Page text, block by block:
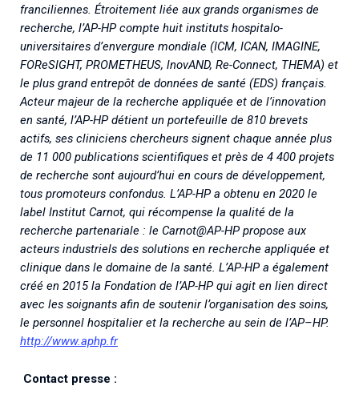
franciliennes. Étroitement liée aux grands organismes de
recherche, l’AP-HP compte huit instituts hospitalo-
universitaires d’envergure mondiale (ICM, ICAN, IMAGINE,
FOReSIGHT, PROMETHEUS, lnovAND, Re-Connect, THEMA) et
le plus grand entrepôt de données de santé (EDS) français.
Acteur majeur de la recherche appliquée et de l’innovation
en santé, l’AP-HP détient un portefeuille de 810 brevets
actifs, ses cliniciens chercheurs signent chaque année plus
de 11 000 publications scientifiques et près de 4 400 projets
de recherche sont aujourd’hui en cours de développement,
tous promoteurs confondus. L’AP-HP a obtenu en 2020 le
label Institut Carnot, qui récompense la qualité de la
recherche partenariale : le Carnot@AP-HP propose aux
acteurs industriels des solutions en recherche appliquée et
clinique dans le domaine de la santé. L’AP-HP a également
créé en 2015 la Fondation de l’AP-HP qui agit en lien direct
avec les soignants afin de soutenir l’organisation des soins,
le personnel hospitalier et la recherche au sein de l’AP–HP.
http://www.aphp.fr
Contact presse :